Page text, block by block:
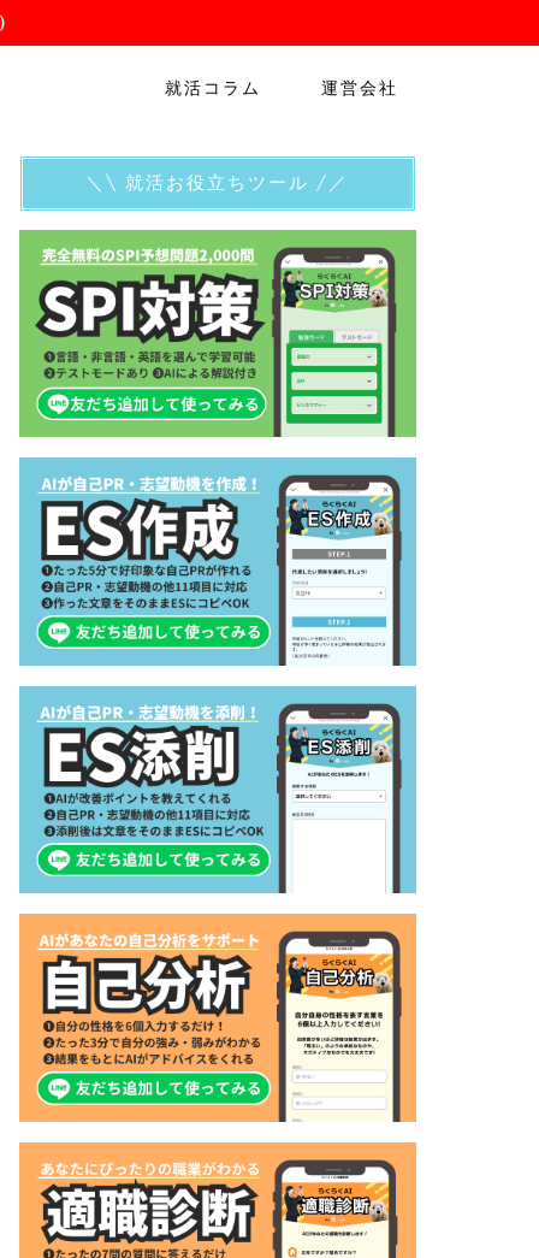
就活コラム 運営会社
＼\ 就活お役立ちツール /／